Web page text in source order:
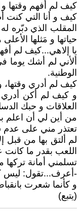
كيف لم أفهم وقتها و
كيف و أنا التي كنت
المقلب الذي دبّره
حياتها و مَثلها
يا إلاهي...كيف لم
ألأني لم أشك يوما
الوطنية.
كيف لم أدري وقتها،
و كيف لم أكن أدري
العلاقات و حبك
من أين لي أن اعلم
تعتذر مني على عدم
لم ألتق بها من قبل
اللعب بقدر ما كانت
تسلمني أمانة
-أعرف...تقول: ليس
و كأنما شعرت
(يتبع)